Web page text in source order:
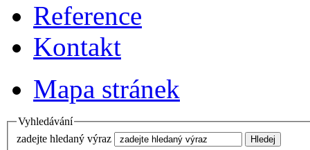
Reference
Kontakt
Mapa stránek
Vyhledávání
zadejte hledaný výraz